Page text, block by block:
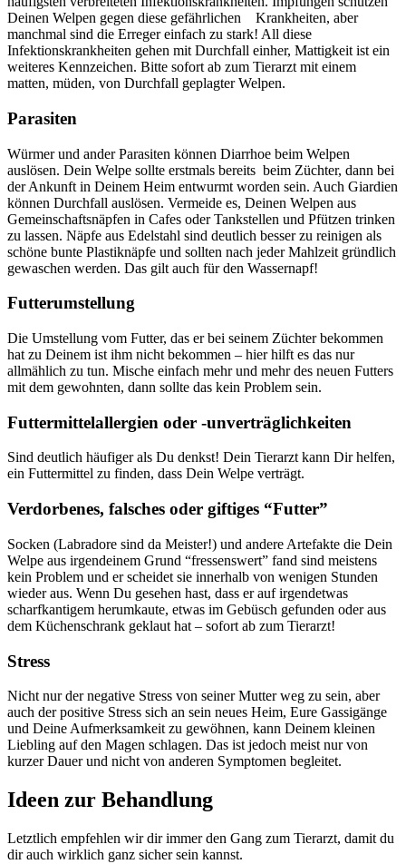
Deinen Welpen gegen diese gefährlichen Krankheiten, aber
manchmal sind die Erreger einfach zu stark! All diese
Infektionskrankheiten gehen mit Durchfall einher, Mattigkeit ist ein
weiteres Kennzeichen. Bitte sofort ab zum Tierarzt mit einem
matten, müden, von Durchfall geplagter Welpen.
Parasiten
Würmer und ander Parasiten können Diarrhoe beim Welpen
auslösen. Dein Welpe sollte erstmals bereits beim Züchter, dann bei
der Ankunft in Deinem Heim entwurmt worden sein. Auch Giardien
können Durchfall auslösen. Vermeide es, Deinen Welpen aus
Gemeinschaftsnäpfen in Cafes oder Tankstellen und Pfützen trinken
zu lassen. Näpfe aus Edelstahl sind deutlich besser zu reinigen als
schöne bunte Plastiknäpfe und sollten nach jeder Mahlzeit gründlich
gewaschen werden. Das gilt auch für den Wassernapf!
Futterumstellung
Die Umstellung vom Futter, das er bei seinem Züchter bekommen
hat zu Deinem ist ihm nicht bekommen – hier hilft es das nur
allmählich zu tun. Mische einfach mehr und mehr des neuen Futters
mit dem gewohnten, dann sollte das kein Problem sein.
Futtermittelallergien oder -unverträglichkeiten
Sind deutlich häufiger als Du denkst! Dein Tierarzt kann Dir helfen,
ein Futtermittel zu finden, dass Dein Welpe verträgt.
Verdorbenes, falsches oder giftiges “Futter”
Socken (Labradore sind da Meister!) und andere Artefakte die Dein
Welpe aus irgendeinem Grund “fressenswert” fand sind meistens
kein Problem und er scheidet sie innerhalb von wenigen Stunden
wieder aus. Wenn Du gesehen hast, dass er auf irgendetwas
scharfkantigem herumkaute, etwas im Gebüsch gefunden oder aus
dem Küchenschrank geklaut hat – sofort ab zum Tierarzt!
Stress
Nicht nur der negative Stress von seiner Mutter weg zu sein, aber
auch der positive Stress sich an sein neues Heim, Eure Gassigänge
und Deine Aufmerksamkeit zu gewöhnen, kann Deinem kleinen
Liebling auf den Magen schlagen. Das ist jedoch meist nur von
kurzer Dauer und nicht von anderen Symptomen begleitet.
Ideen zur Behandlung
Letztlich empfehlen wir dir immer den Gang zum Tierarzt, damit du
dir auch wirklich ganz sicher sein kannst.